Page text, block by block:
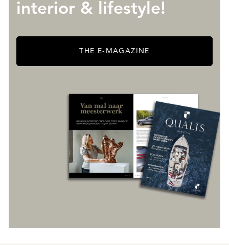
interior & lifestyle!
THE E-MAGAZINE